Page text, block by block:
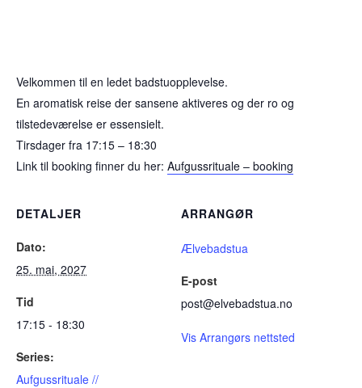
Velkommen til en ledet badstuopplevelse.
En aromatisk reise der sansene aktiveres og der ro og
tilstedeværelse er essensielt.
Tirsdager fra 17:15 – 18:30
Link til booking finner du her: Aufgussrituale – booking
DETALJER
Dato:
25. mai, 2027
Tid
17:15 - 18:30
Series:
Aufgussrituale //
ARRANGØR
Ælvebadstua
E-post
post@elvebadstua.no
Vis Arrangørs nettsted